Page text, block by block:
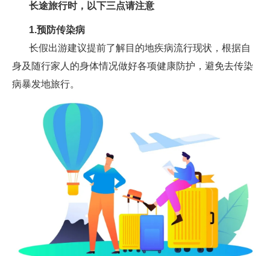
长途旅行时，以下三点请注意
1.预防传染病
长假出游建议提前了解目的地疾病流行现状，根据自
身及随行家人的身体情况做好各项健康防护，避免去传染
病暴发地旅行。